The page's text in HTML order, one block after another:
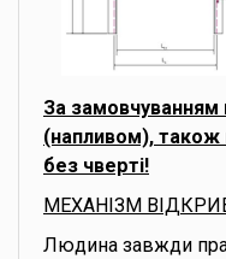
За замовчуванням
(напливом), також
без чверті!
МЕХАНІЗМ
Людина завжди